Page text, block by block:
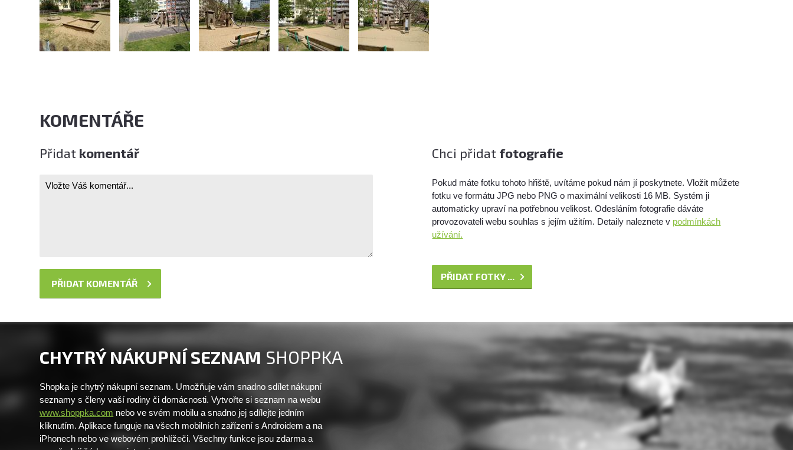
KOMENTÁŘE
Přidat komentář Chci přidat fotografie
Pokud máte fotku tohoto hřiště, uvítáme pokud nám jí poskytnete. Vložit můžete
fotku ve formátu JPG nebo PNG o maximální velikosti 16 MB. Systém ji
automaticky upraví na potřebnou velikost. Odesláním fotografie dáváte
provozovateli webu souhlas s jejím užitím. Detaily naleznete v podmínkách
užívání.
PŘIDAT FOTKY ...
CHYTRÝ NÁKUPNÍ SEZNAM SHOPPKA
Shopka je chytrý nákupní seznam. Umožňuje vám snadno sdílet nákupní
seznamy s členy vaší rodiny či domácnosti. Vytvořte si seznam na webu
www.shoppka.com nebo ve svém mobilu a snadno jej sdílejte jedním
kliknutím. Aplikace funguje na všech mobilních zařízení s Androidem a na
iPhonech nebo ve webovém prohlížeči. Všechny funkce jsou zdarma a